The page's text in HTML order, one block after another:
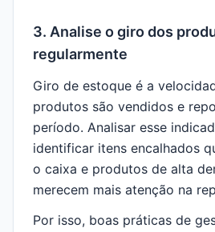
3. Analise o giro dos
regularmente
Giro de estoque é a
produtos são vendidos e
período. Analisar esse
identificar itens encalhados
o caixa e produtos de alta
merecem mais atenção na
Por isso, boas práticas de